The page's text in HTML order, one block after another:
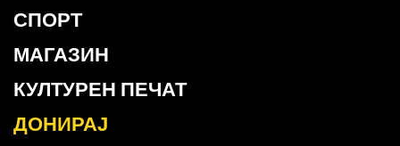
СПОРТ
МАГАЗИН
КУЛТУРЕН ПЕЧАТ
ДОНИРАЈ